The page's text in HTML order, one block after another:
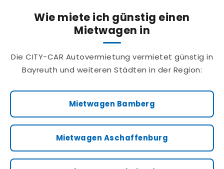
Wie miete ich günstig einen
Mietwagen in
Die CITY-CAR Autovermietung vermietet günstig in
Bayreuth und weiteren Städten in der Region:
Mietwagen Bamberg
Mietwagen Aschaffenburg